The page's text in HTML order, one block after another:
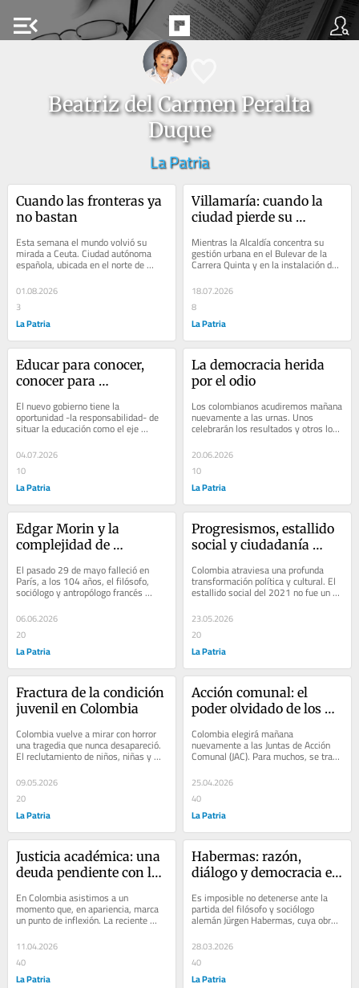
menu_open
Beatriz del Carmen Peralta
Duque
La Patria
Cuando las fronteras ya
no bastan
Esta semana el mundo volvió su
mirada a Ceuta. Ciudad autónoma
española, ubicada en el norte de
África y separada de Marruecos por
una frontera...
01.08.2026
3
La Patria
Villamaría: cuando la
ciudad pierde su
Mientras la Alcaldía concentra su
gestión urbana en el Bulevar de la
Carrera Quinta y en la instalación de
luminarias en el parque principal,...
18.07.2026
8
La Patria
Educar para conocer,
conocer para
El nuevo gobierno tiene la
oportunidad -la responsabilidad- de
situar la educación como el eje
central del desarrollo integral del
país. Ello...
04.07.2026
10
La Patria
La democracia herida
por el odio
Los colombianos acudiremos mañana
nuevamente a las urnas. Unos
celebrarán los resultados y otros los
lamentarán. Más allá de quién
resulte...
20.06.2026
10
La Patria
Edgar Morin y la
complejidad de
El pasado 29 de mayo falleció en
París, a los 104 años, el filósofo,
sociólogo y antropólogo francés
Edgar Morin, uno de los pensadores
más...
06.06.2026
20
La Patria
Progresismos, estallido
social y ciudadanía
Colombia atraviesa una profunda
transformación política y cultural. El
estallido social del 2021 no fue un
explosión...
23.05.2026
20
La Patria
Fractura de la condición
juvenil en Colombia
Colombia vuelve a mirar con horror
una tragedia que nunca desapareció.
El reclutamiento de niños, niñas y
adolescentes por grupos armados y...
09.05.2026
20
La Patria
Acción comunal: el
poder olvidado de los
Colombia elegirá mañana
nuevamente a las Juntas de Acción
Comunal (JAC). Para muchos, se trata
de un trámite más; para otros, de una
estructura...
25.04.2026
40
La Patria
Justicia académica: una
deuda pendiente con los
En Colombia asistimos a un
momento que, en apariencia, marca
un punto de inflexión. La reciente
reforma a la Ley 30 de 1992, que
redefine el esquema...
11.04.2026
40
La Patria
Habermas: razón,
diálogo y democracia en
fragmentación
Es imposible no detenerse ante la
partida del filósofo y sociólogo
alemán Jürgen Habermas, cuya obra
marcó de manera decisiva las
reflexiones...
28.03.2026
40
La Patria